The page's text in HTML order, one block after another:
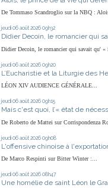
De Tommaso Scandroglio sur la NBQ :
jeudi 06 août 2026 09h32
Didier Decoin, le romancier qui
Didier Decoin, le romancier qui savait qu' «
jeudi 06 août 2026 09h20
L’Eucharistie et la Liturgie des
LÉON XIV AUDIENCE GÉNÉRALE...
jeudi 06 août 2026 09h15
Mais c'est quoi, l’« état de
De Roberto de Mattei sur Corrispondenza
jeudi 06 août 2026 09h08
L'offensive chinoise à
De Marco Respinti sur Bitter Winter :...
jeudi 06 août 2026 08h47
Une homélie de saint Léon le